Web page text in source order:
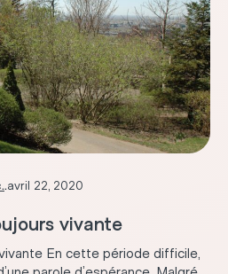
.avril 22, 2020
vivante
En cette période difficile,